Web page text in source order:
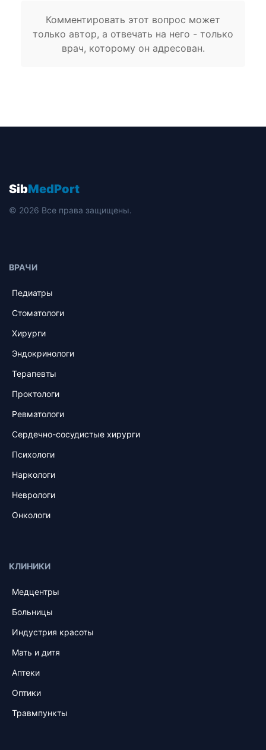
Комментировать этот вопрос может
только автор, а отвечать на него - только
врач, которому он адресован.
SibMedPort
© 2026 Все права защищены.
ВРАЧИ
Педиатры
Стоматологи
Хирурги
Эндокринологи
Терапевты
Проктологи
Ревматологи
Сердечно-сосудистые хирурги
Психологи
Наркологи
Неврологи
Онкологи
КЛИНИКИ
Медцентры
Больницы
Индустрия красоты
Мать и дитя
Аптеки
Оптики
Травмпункты